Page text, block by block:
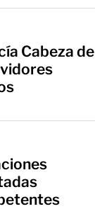
Cabeza de